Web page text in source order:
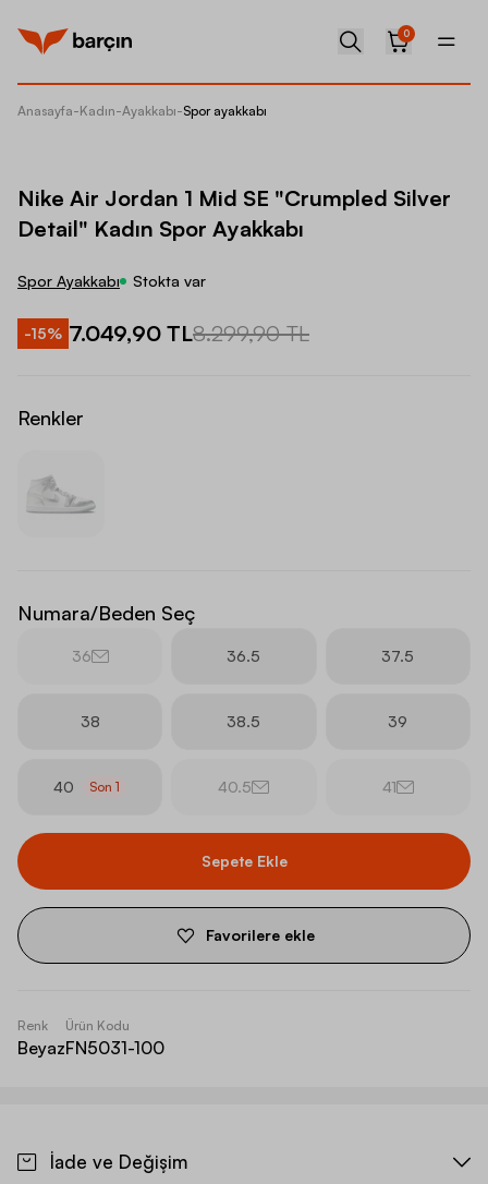
0
Anasayfa-Kadın-Ayakkabı-Spor ayakkabı
Nike Air Jordan 1 Mid SE "Crumpled Silver
Detail" Kadın Spor Ayakkabı
Spor Ayakkabı Stokta var
-15% 7.049,90 TL8.299,90 TL
Renkler
Numara/Beden Seç
36 36.5 37.5
38 38.5 39
40 Son1 40.5 41
Sepete Ekle
Favorilere ekle
Renk
Beyaz
Ürün Kodu
FN5031-100
İade ve Değişim